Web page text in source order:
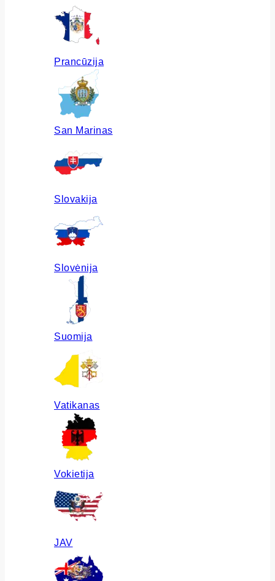
Prancūzija
San Marinas
Slovakija
Slovėnija
Suomija
Vatikanas
Vokietija
JAV